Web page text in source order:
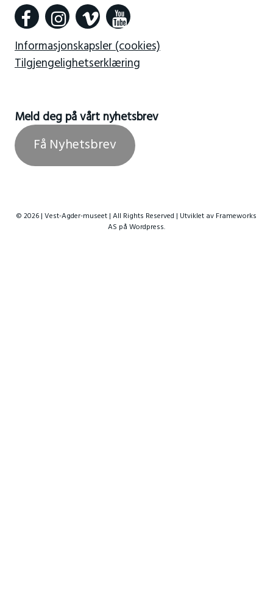
Informasjonskapsler (cookies)
Tilgjengelighetserklæring
Meld deg på vårt nyhetsbrev
Få Nyhetsbrev
© 2026 | Vest-Agder-museet | All Rights Reserved | Utviklet av Frameworks
AS på Wordpress.